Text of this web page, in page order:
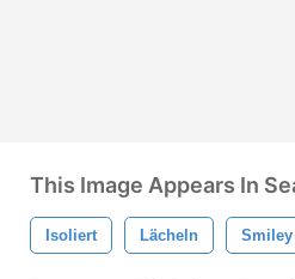
This Image Appears In
Isoliert Lächeln Smiley